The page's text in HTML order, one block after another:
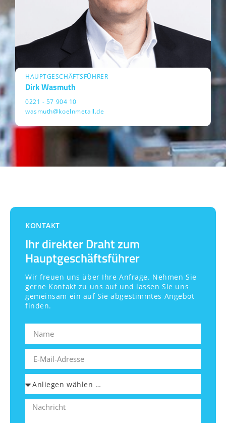
HAUPTGESCHÄFTSFÜHRER
Dirk Wasmuth
0221 - 57 904 10
wasmuth@koelnmetall.de
KONTAKT
Ihr direkter Draht zum
Hauptgeschäftsführer
Wir freuen uns über Ihre Anfrage. Nehmen Sie
gerne Kontakt zu uns auf und lassen Sie uns
gemeinsam ein auf Sie abgestimmtes Angebot
finden.